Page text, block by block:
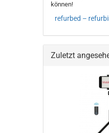
können!
refurbed –
Zuletzt